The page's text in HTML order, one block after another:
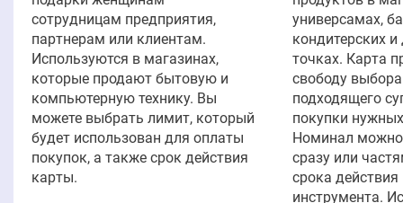
сотрудницам предприятия,
партнерам или клиентам.
Используются в магазинах,
которые продают бытовую и
компьютерную технику. Вы
можете выбрать лимит, который
будет использован для оплаты
покупок, а также срок действия
карты.
универсамах,
кондитерских
точках. Карта
свободу
подходящего
покупки
Номинал можно
сразу или
срока
инструмента.